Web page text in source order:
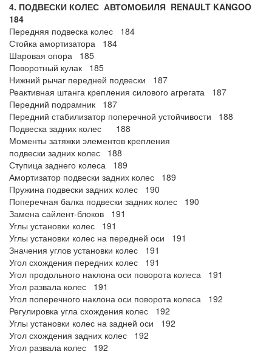
4. ПОДВЕСКИ КОЛЕС АВТОМОБИЛЯ RENAULT KANGOO
184
Передняя подвеска колес 184
Стойка амортизатора 184
Шаровая опора 185
Поворотный кулак 185
Нижний рычаг передней подвески 187
Реактивная штанга крепления силового агрегата 187
Передний подрамник 187
Передний стабилизатор поперечной устойчивости 188
Подвеска задних колес 188
Моменты затяжки элементов крепления
подвески задних колес 188
Ступица заднего колеса 189
Амортизатор подвески задних колес 189
Пружина подвески задних колес 190
Поперечная балка подвески задних колес 190
Замена сайлент-блоков 191
Углы установки колес 191
Углы установки колес на передней оси 191
Значения углов установки колес 191
Угол схождения передних колес 191
Угол продольного наклона оси поворота колеса 191
Угол развала колес 191
Угол поперечного наклона оси поворота колеса 192
Регулировка угла схождения колес 192
Углы установки колес на задней оси 192
Угол схождения задних колес 192
Угол развала колес 192